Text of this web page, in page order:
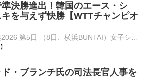
決勝進出！韓国のエース・シ
を与えず快勝【WTTチャンピオ
・ブランチ氏の司法長官人事を